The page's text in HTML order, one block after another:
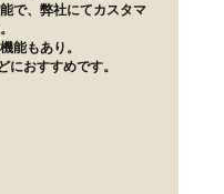
で、弊社にてカスタマ
能もあり。
おすすめです。